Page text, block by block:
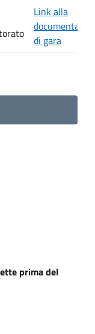
Link alla
di gara
prima del